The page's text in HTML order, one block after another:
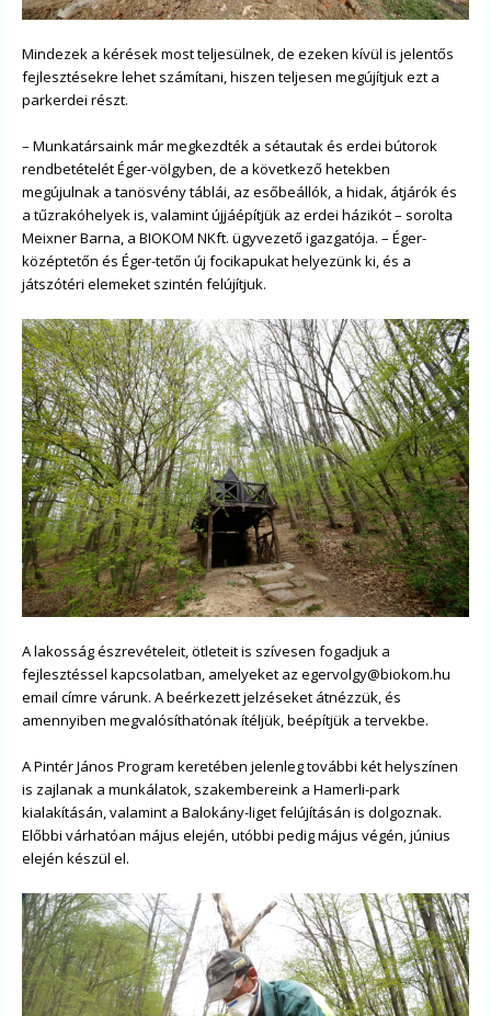
Mindezek a kérések most teljesülnek, de ezeken kívül is jelentős
fejlesztésekre lehet számítani, hiszen teljesen megújítjuk ezt a
parkerdei részt.
– Munkatársaink már megkezdték a sétautak és erdei bútorok
rendbetételét Éger-völgyben, de a következő hetekben
megújulnak a tanösvény táblái, az esőbeállók, a hidak, átjárók és
a tűzrakóhelyek is, valamint újjáépítjük az erdei házikót – sorolta
Meixner Barna, a BIOKOM NKft. ügyvezető igazgatója. – Éger-
középtetőn és Éger-tetőn új focikapukat helyezünk ki, és a
játszótéri elemeket szintén felújítjuk.
A lakosság észrevételeit, ötleteit is szívesen fogadjuk a
fejlesztéssel kapcsolatban, amelyeket azegervolgy@biokom.hu
email címre várunk. A beérkezett jelzéseket átnézzük, és
amennyiben megvalósíthatónak ítéljük, beépítjük a tervekbe.
A Pintér János Program keretében jelenleg további két helyszínen
is zajlanak a munkálatok, szakembereink a Hamerli-park
kialakításán, valamint a Balokány-liget felújításán is dolgoznak.
Előbbi várhatóan május elején, utóbbi pedig május végén, június
elején készül el.